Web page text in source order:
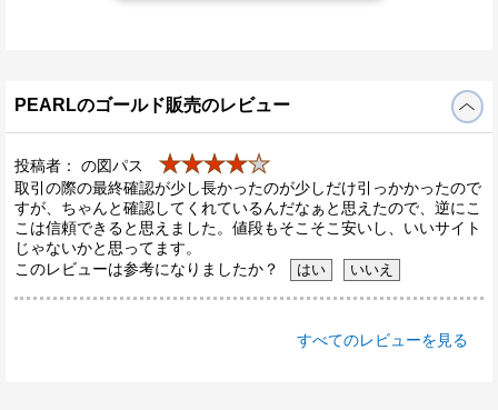
PEARLのゴールド販売のレビュー
投稿者： の図パス ★★★★★
取引の際の最終確認が少し長かったのが少しだけ引っかかったので
すが、ちゃんと確認してくれているんだなぁと思えたので、逆にこ
こは信頼できると思えました。値段もそこそこ安いし、いいサイト
じゃないかと思ってます。
このレビューは参考になりましたか？
すべてのレビューを見る